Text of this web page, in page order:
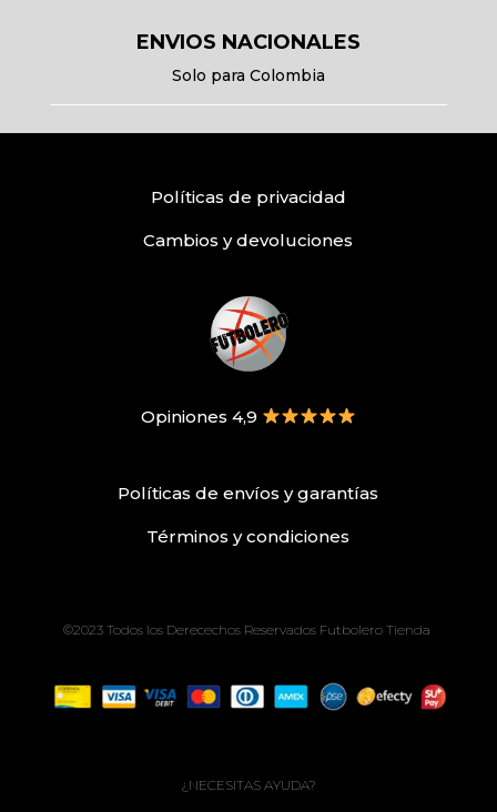
ENVIOS NACIONALES
Solo para Colombia
Políticas de privacidad
Cambios y devoluciones
Opiniones 4,9
Políticas de envíos ygarantías
Términos y condiciones
©2023 Todos los Derecechos Reservados Futbolero Tienda
¿NECESITAS AYUDA?